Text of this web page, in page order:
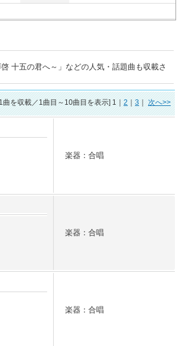
十五の君へ～」などの人気・話題曲も収載さ
曲を収載／1曲目～10曲目を表示] 1｜ 2 ｜ 3 ｜ 次へ>>
楽器：合唱
楽器：合唱
楽器：合唱